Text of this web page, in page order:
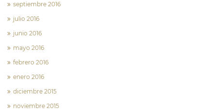
septiembre 2016
julio 2016
junio 2016
mayo 2016
febrero 2016
enero 2016
diciembre 2015
noviembre 2015